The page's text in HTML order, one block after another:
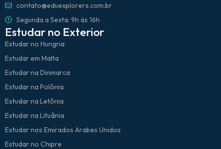
contato@eduexplorers.com.br
Segunda a Sexta: 9h às 16h
Estudar no Exterior
Estudar no Hungria
Estudar em Malta
Estudar na Dinmarca
Estudar na Polônia
Estudar na Letônia
Estudar na Lituânia
Estudar nos Emirados Arabes Unidos
Estudar no Chipre